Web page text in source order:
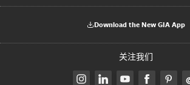
Download the New GIA App
关注我们